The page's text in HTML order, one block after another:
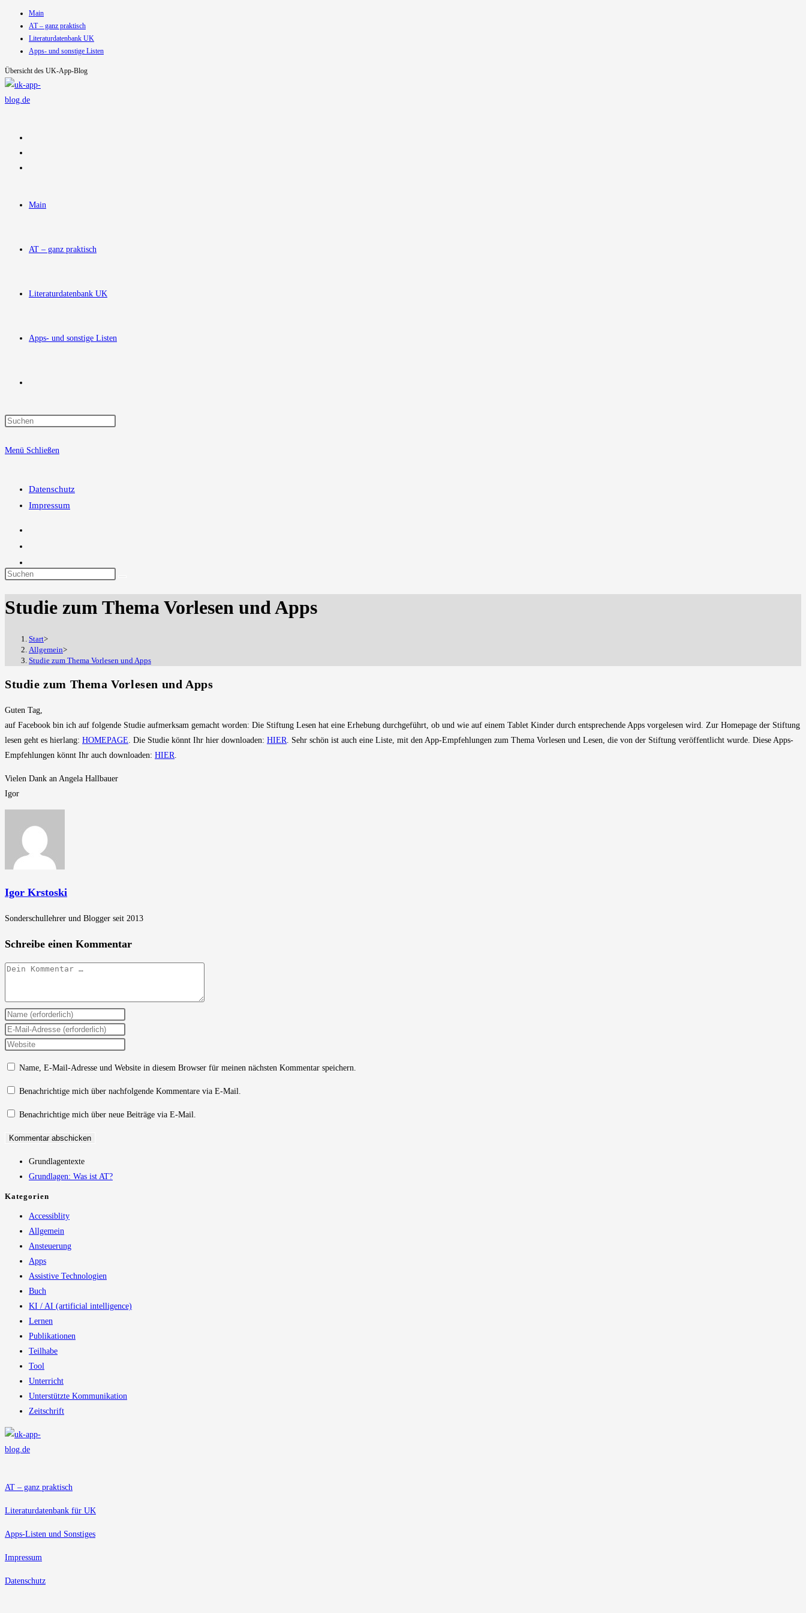
Inhalt
springen
Main
AT – ganz praktisch
Literaturdatenbank UK
Apps- und sonstige Listen
Übersicht des UK-App-Blog
Main
AT – ganz praktisch
Literaturdatenbank UK
Apps- und sonstige Listen
Suche
Menü Schließen
Datenschutz
Impressum
Diese
durchsuchen
Studie zum Thema Vorlesen und Apps
Start>
Allgemein>
Studie zum Thema Vorlesen und Apps
Studie zum Thema Vorlesen und Apps
Guten Tag,
auf Facebook bin ich auf folgende Studie aufmerksam gemacht worden: Die Stiftung Lesen hat eine Erhebung durchgeführt, ob und wie auf einem Tablet Kinder durch entsprechende Apps vorgelesen wird. Zur Homepage der Stiftung
lesen geht es hierlang: HOMEPAGE. Die Studie könnt Ihr hier downloaden: HIER. Sehr schön ist auch eine Liste, mit den App-Empfehlungen zum Thema Vorlesen und Lesen, die von der Stiftung veröffentlicht wurde. Diese Apps-
Empfehlungen könnt Ihr auch downloaden: HIER.
Vielen Dank an Angela Hallbauer
Igor
Igor Krstoski
Sonderschullehrer und Blogger seit 2013
Schreibe einen Kommentar
Kommentar
Gib
deinen
Namen
Benutzernamen
zum
ein
Gib
deine
Adresse
Kommentieren
ein
Gib
URL
(optional)
Name, E-Mail-Adresse und Website in diesem Browser für meinen nächsten Kommentar speichern.
Benachrichtige mich über nachfolgende Kommentare via E-Mail.
Benachrichtige mich über neue Beiträge via E-Mail.
Grundlagentexte
Grundlagen: Was ist AT?
Kategorien
Accessiblity
Allgemein
Ansteuerung
Apps
Assistive Technologien
Buch
KI / AI (artificial intelligence)
Lernen
Publikationen
Teilhabe
Tool
Unterricht
Unterstützte Kommunikation
Zeitschrift
AT – ganz praktisch
Literaturdatenbank für UK
Apps-Listen und Sonstiges
Impressum
Datenschutz